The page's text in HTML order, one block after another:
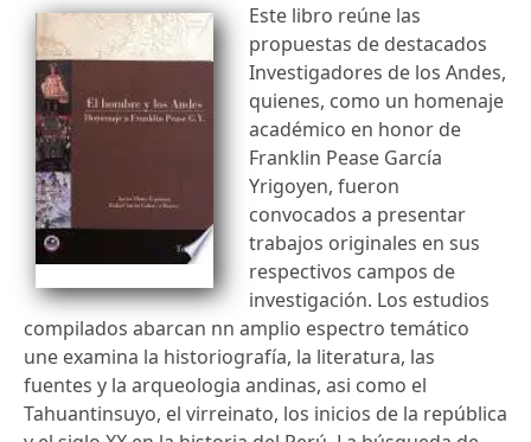
Este libro reúne las
propuestas de destacados
Investigadores de los Andes,
quienes, como un homenaje
académico en honor de
Franklin Pease García
Yrigoyen, fueron
convocados a presentar
trabajos originales en sus
respectivos campos de
investigación. Los estudios
compilados abarcan nn amplio espectro temático
une examina la historiografía, la literatura, las
fuentes y la arqueologia andinas, asi como el
Tahuantinsuyo, el virreinato, los inicios de la república